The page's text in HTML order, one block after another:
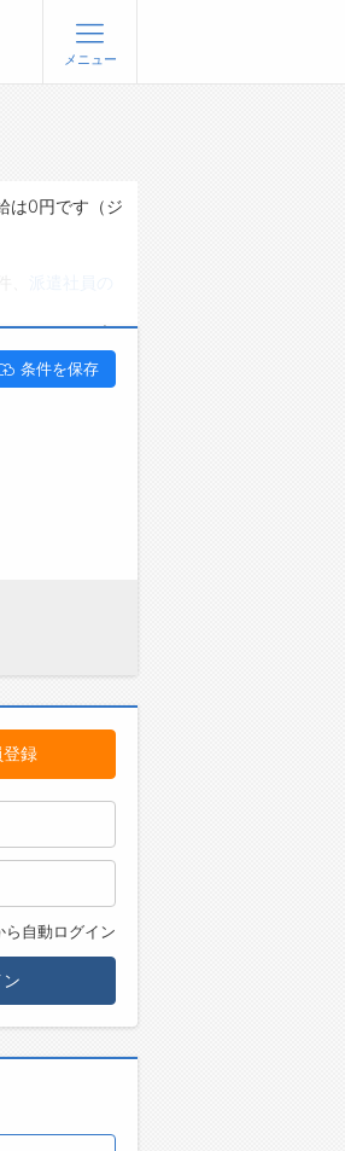
メニュー
は0円です（ジ
エイティブ
条件を保存
録
ら自動ログイン
ン